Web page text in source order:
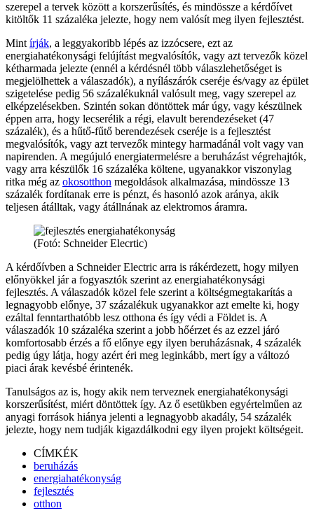
szerepel a tervek között a korszerűsítés, és mindössze a kérdőívet
kitöltők 11 százaléka jelezte, hogy nem valósít meg ilyen fejlesztést.
Mint írják, a leggyakoribb lépés az izzócsere, ezt az
energiahatékonysági felújítást megvalósítók, vagy azt tervezők közel
kétharmada jelezte (ennél a kérdésnél több válaszlehetőséget is
megjelölhettek a válaszadók), a nyílászárók cseréje és/vagy az épület
szigetelése pedig 56 százalékuknál valósult meg, vagy szerepel az
elképzelésekben. Szintén sokan döntöttek már úgy, vagy készülnek
éppen arra, hogy lecserélik a régi, elavult berendezéseket (47
százalék), és a hűtő-fűtő berendezések cseréje is a fejlesztést
megvalósítók, vagy azt tervezők mintegy harmadánál volt vagy van
napirenden. A megújuló energiatermelésre a beruházást végrehajtók,
vagy arra készülők 16 százaléka költene, ugyanakkor viszonylag
ritka még az okosotthon megoldások alkalmazása, mindössze 13
százalék fordítanak erre is pénzt, és hasonló azok aránya, akik
teljesen átálltak, vagy átállnának az elektromos áramra.
(Fotó: Schneider Elecrtic)
A kérdőívben a Schneider Electric arra is rákérdezett, hogy milyen
előnyökkel jár a fogyasztók szerint az energiahatékonysági
fejlesztés. A válaszadók közel fele szerint a költségmegtakarítás a
legnagyobb előnye, 37 százalékuk ugyanakkor azt emelte ki, hogy
ezáltal fenntarthatóbb lesz otthona és így védi a Földet is. A
válaszadók 10 százaléka szerint a jobb hőérzet és az ezzel járó
komfortosabb érzés a fő előnye egy ilyen beruházásnak, 4 százalék
pedig úgy látja, hogy azért éri meg leginkább, mert így a változó
piaci árak kevésbé érintenék.
Tanulságos az is, hogy akik nem terveznek energiahatékonysági
korszerűsítést, miért döntöttek így. Az ő esetükben egyértelműen az
anyagi források hiánya jelenti a legnagyobb akadály, 54 százalék
jelezte, hogy nem tudják kigazdálkodni egy ilyen projekt költségeit.
CÍMKÉK
beruházás
energiahatékonyság
fejlesztés
otthon